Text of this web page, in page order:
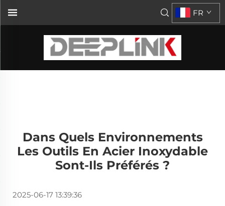
FR
Dans Quels Environnements
Les Outils En Acier Inoxydable
Sont-Ils Préférés ?
2025-06-17 13:39:36